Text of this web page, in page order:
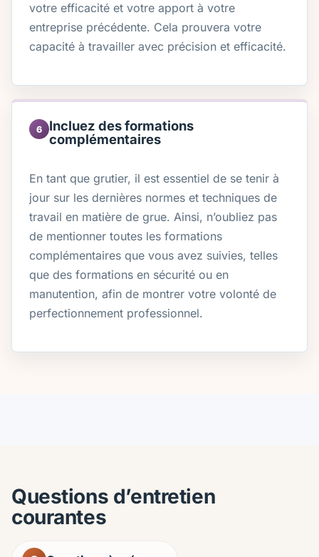
votre efficacité et votre apport à votre
entreprise précédente. Cela prouvera votre
capacité à travailler avec précision et efficacité.
6
Incluez des formations
complémentaires
En tant que grutier, il est essentiel de se tenir à
jour sur les dernières normes et techniques de
travail en matière de grue. Ainsi, n’oubliez pas
de mentionner toutes les formations
complémentaires que vous avez suivies, telles
que des formations en sécurité ou en
manutention, afin de montrer votre volonté de
perfectionnement professionnel.
Questions d’entretien
courantes